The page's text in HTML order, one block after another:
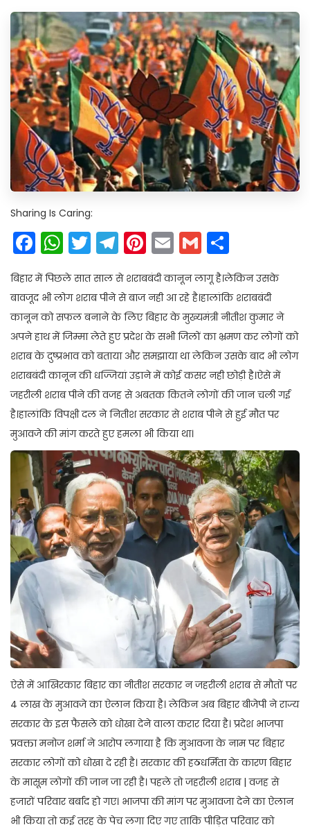
Sharing Is Caring:
Facebook
WhatsApp
Twitter
Telegram
Pinterest
EmailGmail
बिहार में पिछले सात साल से शराबबंदी कानून लागू है।लेकिन उसके
बावजूद भी लोग शराब पीने से बाज नही आ रहे है।हालांकि शराबबंदी
कानून को सफल बनाने के लिए बिहार के मुख्यमंत्री नीतीश कुमार ने
अपने हाथ में जिम्मा लेते हुए प्रदेश के सभी जिलों का भ्रमण कर लोगों को
शराब के दुष्प्रभाव को बताया और समझाया था लेकिन उसके बाद भी लोग
शराबबंदी कानून की धज्जियां उड़ाने में कोई कसर नही छोड़ी है।ऐसे में
जहरीली शराब पीने की वजह से अबतक कितने लोगों की जान चली गई
है।हालांकि विपक्षी दल ने नितीश सरकार से शराब पीने से हुई मौत पर
मुआवजे की मांग करते हुए हमला भी किया था।
ऐसे में आखिरकार बिहार का नीतीश सरकार न जहरीली शराब से मौतों पर
4 लाख के मुआवजे का ऐलान किया है। लेकिन अब बिहार बीजेपी ने राज्य
सरकार के इस फैसले को धोखा देने वाला करार दिया है। प्रदेश भाजपा
प्रवक्ता मनोज शर्मा ने आरोप लगाया है कि मुआवजा के नाम पर बिहार
सरकार लोगों को धोखा दे रही है। सरकार की हठधर्मिता के कारण बिहार
के मासूम लोगों की जान जा रही है। पहले तो जहरीली शराब | वजह से
हजारों परिवार बर्बाद हो गए। भाजपा की मांग पर मुआवजा देने का ऐलान
भी किया तो कई तरह के पेच लगा दिए गए ताकि पीड़ित परिवार को